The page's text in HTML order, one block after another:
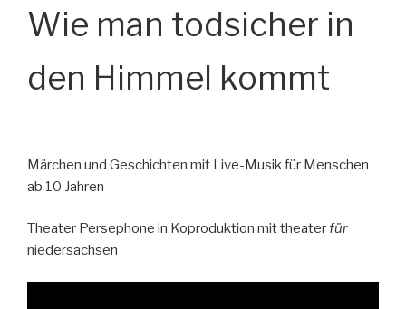
Wie man todsicher in
den Himmel kommt
Märchen und Geschichten mit Live-Musik für Menschen
ab 10 Jahren
Theater Persephone in Koproduktion mit theaterfür
niedersachsen